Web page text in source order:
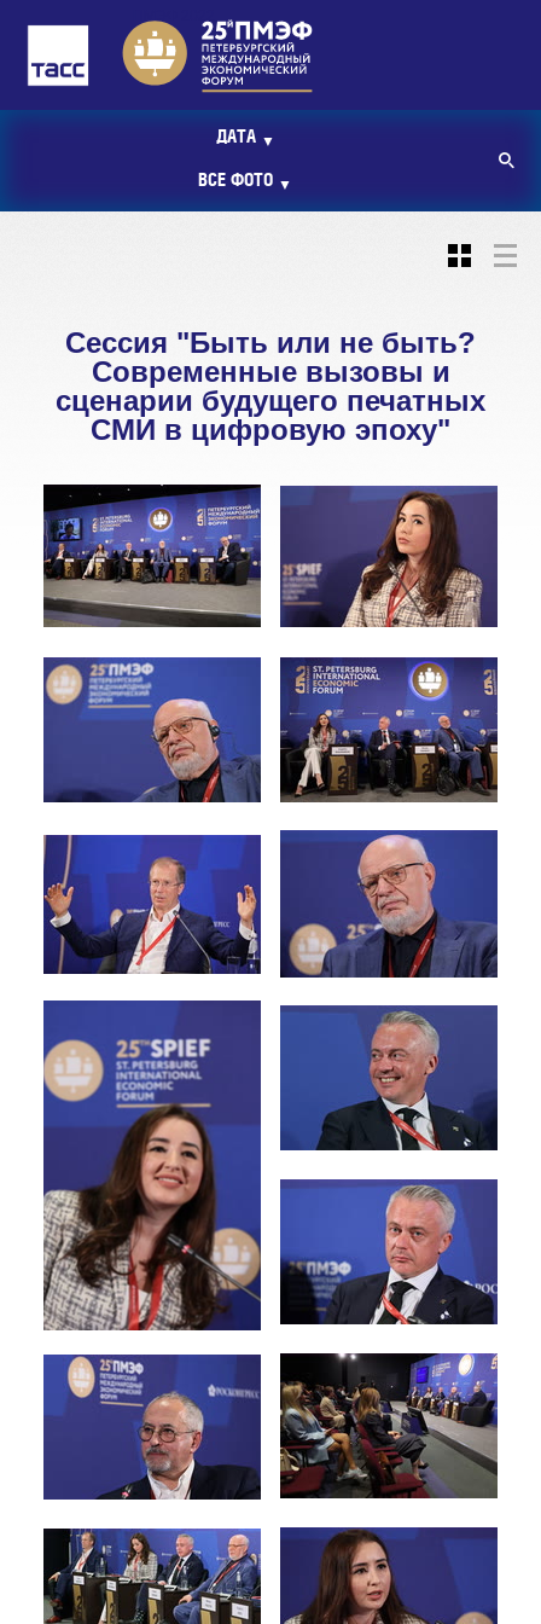
ДАТА ▼
ВСЕ ФОТО ▼
Сессия "Быть или не быть?
Современные вызовы и
сценарии будущего печатных
СМИ в цифровую эпоху"